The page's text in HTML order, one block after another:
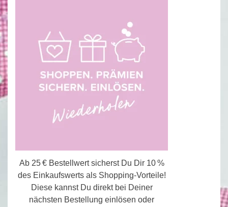
Ab 25 € Bestellwert sicherst Du Dir 10 %
des Einkaufswerts als Shopping-Vorteile!
Diese kannst Du direkt bei Deiner
nächsten Bestellung einlösen oder